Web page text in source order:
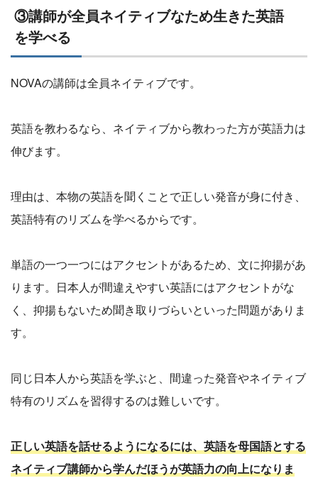
③講師が全員ネイティブなため生きた英語
を学べる
NOVAの講師は全員ネイティブです。
英語を教わるなら、ネイティブから教わった方が英語力は
伸びます。
理由は、本物の英語を聞くことで正しい発音が身に付き、
英語特有のリズムを学べるからです。
単語の一つ一つにはアクセントがあるため、文に抑揚があ
ります。日本人が間違えやすい英語にはアクセントがな
く、抑揚もないため聞き取りづらいといった問題がありま
す。
同じ日本人から英語を学ぶと、間違った発音やネイティブ
特有のリズムを習得するのは難しいです。
正しい英語を話せるようになるには、英語を母国語とする
ネイティブ講師から学んだほうが英語力の向上になりま